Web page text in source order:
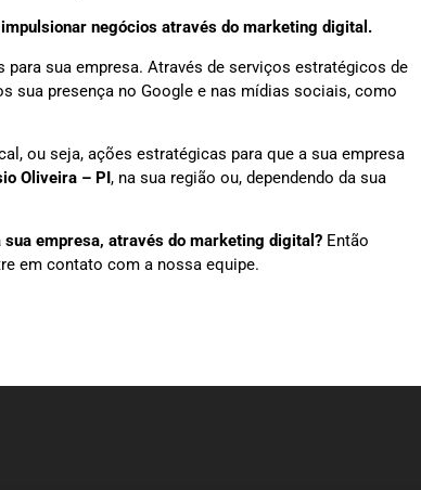
negócios através do marketing digital.
sua empresa. Através de serviços estratégicos de
sua presença no Google e nas mídias sociais, como
ou seja, ações estratégicas para que a sua empresa
Oliveira – PI, na sua região ou, dependendo da sua
empresa, através do marketing digital? Então
em contato com a nossa equipe.